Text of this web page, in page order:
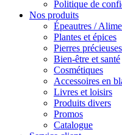
Politique de
Nos produits
Épeautres /
Plantes et épices
Pierres précieuses
Bien-être et santé
Cosmétiques
Accessoires en
Livres et loisirs
Produits divers
Promos
Catalogue